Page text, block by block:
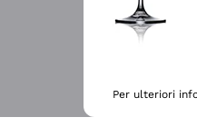
Per ulteriori